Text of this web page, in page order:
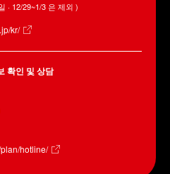
· 12/29~1/3 은 제외 )
kr/
확인 및 상담
hotline/